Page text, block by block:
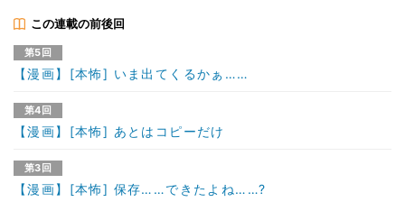
この連載の前後回
第5回
【漫画】[本怖] いま出てくるかぁ……
第4回
【漫画】[本怖] あとはコピーだけ
第3回
【漫画】[本怖] 保存……できたよね……?